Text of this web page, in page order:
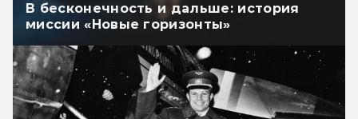
В бесконечность и дальше: история
миссии «Новые горизонты»